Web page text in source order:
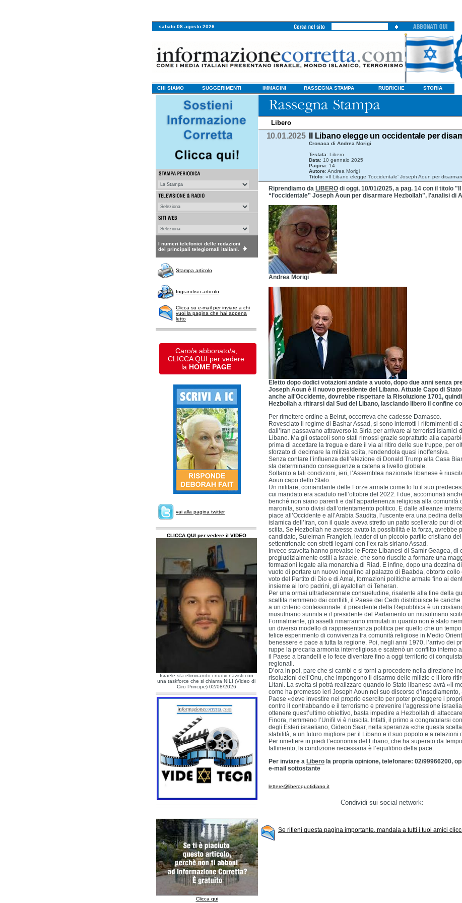
sabato 08 agosto 2026
CHI SIAMO SUGGERIMENTI IMMAGINI RASSEGNA STAMPA RUBRICHE STORIA
I numeri telefonici delle redazioni
dei principali telegiornali italiani.
Stampa articolo
Ingrandisci articolo
Clicca su e-mail per inviare a chi
vuoi la pagina che hai appena
letto
Caro/a abbonato/a,
CLICCA QUI per vedere
la HOME PAGE
vai alla pagina twitter
CLICCA QUI per vedere il VIDEO
Israele sta eliminando i nuovi nazisti con
una taskforce che si chiama NILI (Video di
Ciro Principe) 02/08/2026
Clicca qui
Libero
10.01.2025 Il Libano elegge un occidentale per
Cronaca di Andrea Morigi
Testata: Libero
Data: 10 gennaio 2025
Pagina: 14
Autore: Andrea Morigi
Titolo: «Il Libano elegge 'l’occidentale' Joseph Aoun per
Riprendiamo da LIBERO di oggi, 10/01/2025, a pag. 14 con il titolo
“l’occidentale” Joseph Aoun per disarmare Hezbollah", l'analisi di
Andrea Morigi
Eletto dopo dodici votazioni andate a vuoto, dopo due anni senza
Joseph Aoun è il nuovo presidente del Libano. Attuale Capo di
anche all'Occidente, dovrebbe rispettare la Risoluzione 1701,
Hezbollah a ritirarsi dal Sud del Libano, lasciando libero il confine
Per rimettere ordine a Beirut, occorreva che cadesse Damasco.
Rovesciato il regime di Bashar Assad, si sono interrotti i rifornimenti di
dall’Iran passavano attraverso la Siria per arrivare ai terroristi islamici
Libano. Ma gli ostacoli sono stati rimossi grazie soprattutto alla
prima di accettare la tregua e dare il via al ritiro delle sue truppe, per
sforzato di decimare la milizia sciita, rendendola quasi inoffensiva.
Senza contare l’influenza dell’elezione di Donald Trump alla Casa
sta determinando conseguenze a catena a livello globale.
Soltanto a tali condizioni, ieri, l’Assemblea nazionale libanese è
Aoun capo dello Stato.
Un militare, comandante delle Forze armate come lo fu il suo
cui mandato era scaduto nell’ottobre del 2022. I due, accomunati
benché non siano parenti e dall’appartenenza religiosa alla comunità
maronita, sono divisi dall’orientamento politico. E dalle alleanze
piace all’Occidente e all’Arabia Saudita, l’uscente era una pedina
islamica dell’Iran, con il quale aveva stretto un patto scellerato pur di
sciita. Se Hezbollah ne avesse avuto la possibilità e la forza, avrebbe
candidato, Suleiman Frangieh, leader di un piccolo partito cristiano
settentrionale con stretti legami con l’ex raìs siriano Assad.
Invece stavolta hanno prevalso le Forze Libanesi di Samir Geagea, di
pregiudizialmente ostili a Israele, che sono riuscite a formare una
formazioni legate alla monarchia di Riad. E infine, dopo una dozzina
vuoto di portare un nuovo inquilino al palazzo di Baabda, obtorto collo
voto del Partito di Dio e di Amal, formazioni politiche armate fino ai
insieme ai loro padrini, gli ayatollah di Teheran.
Per una ormai ultradecennale consuetudine, risalente alla fine della
scalfita nemmeno dai conflitti, il Paese dei Cedri distribuisce le
a un criterio confessionale: il presidente della Repubblica è un
musulmano sunnita e il presidente del Parlamento un musulmano
Formalmente, gli assetti rimarranno immutati in quanto non è stato
un diverso modello di rappresentanza politica per quello che un
felice esperimento di convivenza fra comunità religiose in Medio
benessere e pace a tutta la regione. Poi, negli anni 1970, l’arrivo dei
ruppe la precaria armonia interreligiosa e scatenò un conflitto interno
il Paese a brandelli e lo fece diventare fino a oggi territorio di
regionali.
D’ora in poi, pare che si cambi e si torni a procedere nella direzione
risoluzioni dell’Onu, che impongono il disarmo delle milizie e il loro
Litani. La svolta si potrà realizzare quando lo Stato libanese avrà «il
come ha promesso ieri Joseph Aoun nel suo discorso d’insediamento,
Paese «deve investire nel proprio esercito per poter proteggere i
contro il contrabbando e il terrorismo e prevenire l’aggressione
ottenere quest’ultimo obiettivo, basta impedire a Hezbollah di
Finora, nemmeno l’Unifil vi è riuscita. Infatti, il primo a congratularsi
degli Esteri israeliano, Gideon Saar, nella speranza «che questa
stabilità, a un futuro migliore per il Libano e il suo popolo e a relazioni
Per rimettere in piedi l’economia del Libano, che ha superato da
fallimento, la condizione necessaria è l’equilibrio della pace.
Per inviare a Libero la propria opinione, telefonare: 02/99966200,
e-mail sottostante
lettere@liberoquotidiano.it
Condividi sui social network:
Se ritieni questa pagina importante, mandala a tutti i tuoi amici